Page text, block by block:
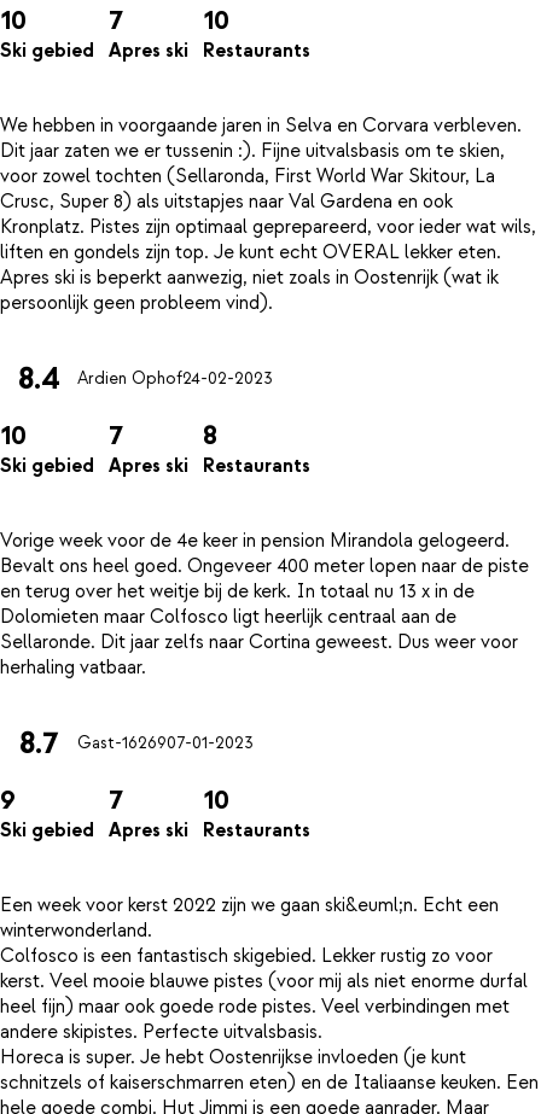
10
Ski gebied
7
Apres ski
10
Restaurants
We hebben in voorgaande jaren in Selva en Corvara verbleven.
Dit jaar zaten we er tussenin :). Fijne uitvalsbasis om te skien,
voor zowel tochten (Sellaronda, First World War Skitour, La
Crusc, Super 8) als uitstapjes naar Val Gardena en ook
Kronplatz. Pistes zijn optimaal geprepareerd, voor ieder wat wils,
liften en gondels zijn top. Je kunt echt OVERAL lekker eten.
Apres ski is beperkt aanwezig, niet zoals in Oostenrijk (wat ik
8.4 Ardien Ophof24-02-2023
10
Ski gebied
7
Apres ski
8
Restaurants
Vorige week voor de 4e keer in pension Mirandola gelogeerd.
Bevalt ons heel goed. Ongeveer 400 meter lopen naar de piste
en terug over het weitje bij de kerk. In totaal nu 13 x in de
Dolomieten maar Colfosco ligt heerlijk centraal aan de
Sellaronde. Dit jaar zelfs naar Cortina geweest. Dus weer voor
8.7 Gast-1626907-01-2023
9
Ski gebied
7
Apres ski
10
Restaurants
Een week voor kerst 2022 zijn we gaan ski&euml;n. Echt een
winterwonderland.
Colfosco is een fantastisch skigebied. Lekker rustig zo voor
kerst. Veel mooie blauwe pistes (voor mij als niet enorme durfal
heel fijn) maar ook goede rode pistes. Veel verbindingen met
andere skipistes. Perfecte uitvalsbasis.
Horeca is super. Je hebt Oostenrijkse invloeden (je kunt
schnitzels of kaiserschmarren eten) en de Italiaanse keuken. Een
hele goede combi. Hut Jimmi is een goede aanrader. Maar